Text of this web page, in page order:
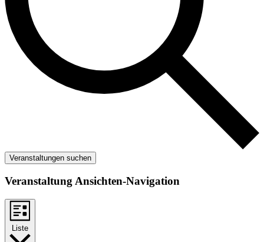
Veranstaltungen suchen
Veranstaltung Ansichten-Navigation
Liste